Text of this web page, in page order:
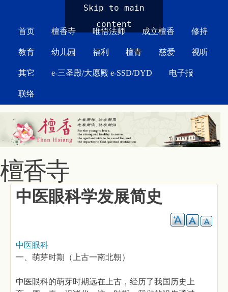
Skip to main
content
首页 檀香寺 唯悟法师 成立檀香 修持
教育 幼儿园 福利 檀青 慈爱 视听
其它 e-三圣殿/大愿殿 e-SSD/DYD 电子报
联络
檀香寺
中医眼科学发展简史
中医眼科
一、萌芽时期（上古一南北朝）
中医眼科的萌芽时期远在上古，经历了我国历史上